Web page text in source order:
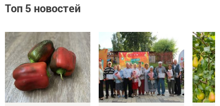
Топ 5 новостей